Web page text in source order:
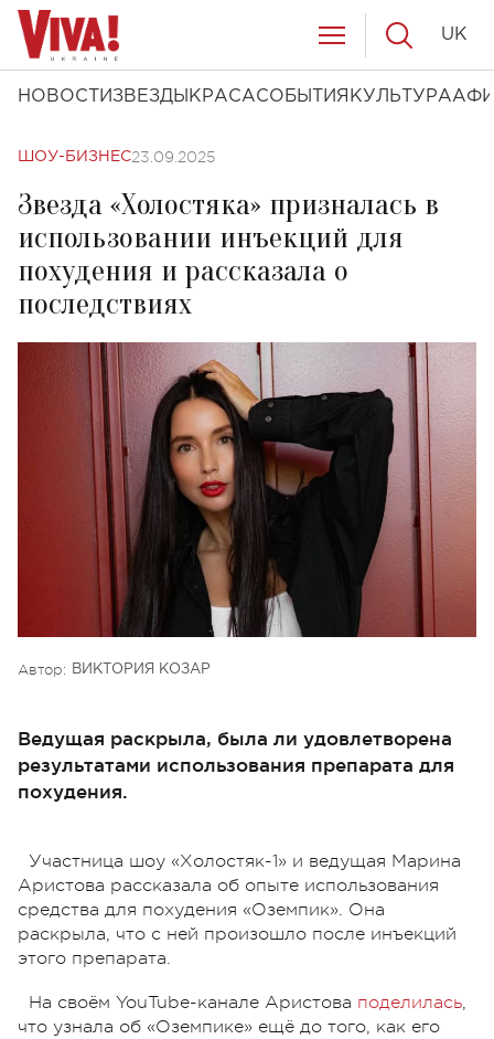
НОВОСТИ ЗВЕЗДЫ КРАСАСОБЫТИЯ КУЛЬТУРА
UK
ШОУ-БИЗНЕС23.09.2025
Звезда «Холостяка» призналась в
использовании инъекций для
похудения и рассказала о
последствиях
Автор: ВИКТОРИЯ КОЗАР
Ведущая раскрыла, была ли удовлетворена
результатами использования препарата для
похудения.
Участница шоу «Холостяк-1» и ведущая Марина
Аристова рассказала об опыте использования
средства для похудения «Оземпик». Она
раскрыла, что с ней произошло после инъекций
этого препарата.
На своём YouTube-канале Аристова поделилась,
что узнала об «Оземпике» ещё до того, как его